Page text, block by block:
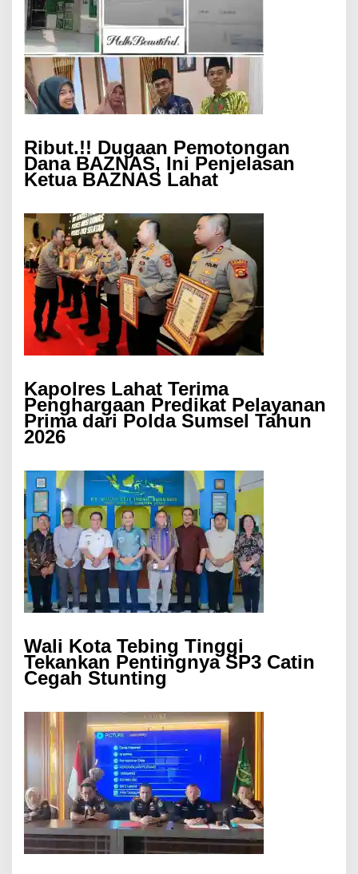
Ribut.!! Dugaan Pemotongan
Dana BAZNAS, Ini Penjelasan
Ketua BAZNAS Lahat
Kapolres Lahat Terima
Penghargaan Predikat Pelayanan
Prima dari Polda Sumsel Tahun
2026
Wali Kota Tebing Tinggi
Tekankan Pentingnya SP3 Catin
Cegah Stunting